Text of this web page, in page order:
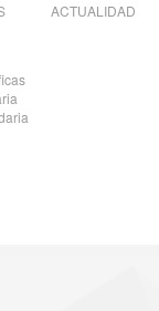
ACTUALIDAD